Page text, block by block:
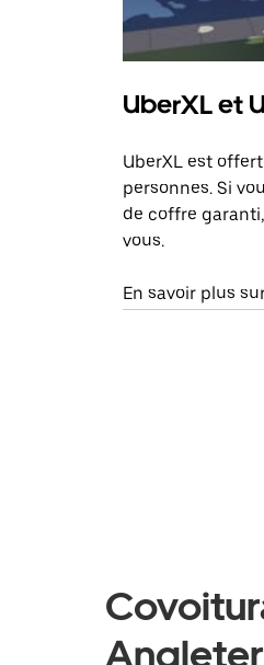
UberXL et
UberXL est
personnes. Si
de coffre
vous.
En savoir plus